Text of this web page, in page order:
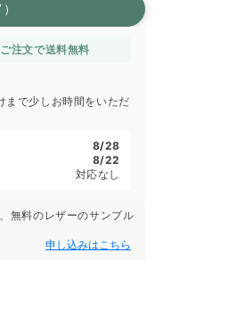
注文で送料無料
まで少しお時間をいただ
8/28
8/22
対応なし
無料のレザーのサンプル
申し込みはこちら